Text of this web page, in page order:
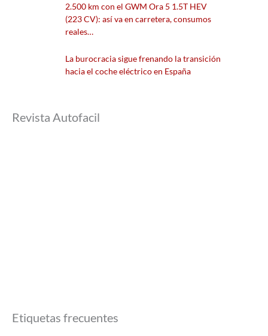
2.500 km con el GWM Ora 5 1.5T HEV
(223 CV): así va en carretera, consumos
reales…
La burocracia sigue frenando la transición
hacia el coche eléctrico en España
Revista Autofacil
Etiquetas frecuentes